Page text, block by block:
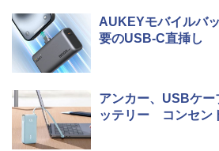
AUKEYモバイルバ
要のUSB-C直挿し
アンカー、USBケ
ッテリー コンセン